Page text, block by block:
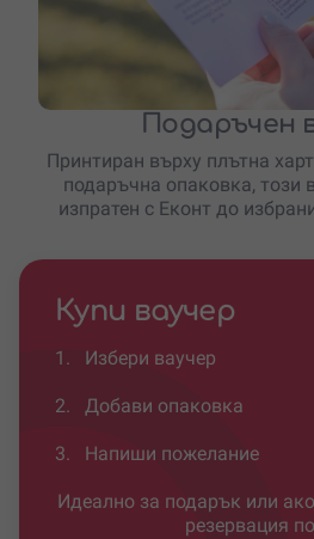
Подаръчен
Принтиран върху плътна
подаръчна опаковка, този
изпратен с Еконт до
Купи ваучер
1. Избери ваучер
2. Добави опаковка
3. Напиши пожелание
Идеално за подарък или
резервация